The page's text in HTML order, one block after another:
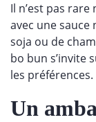
Il n’est pas
avec une sauce
soja ou de
bo bun s’invite
les préférences.
Un